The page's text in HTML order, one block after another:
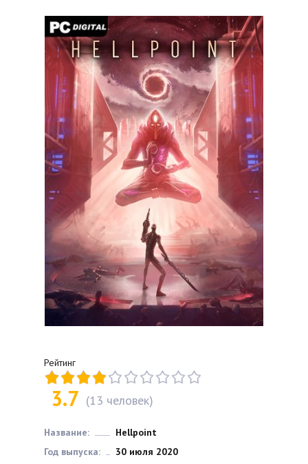
Рейтинг
3.7 (13 человек)
Название:
Hellpoint
Год выпуска:
30 июля 2020